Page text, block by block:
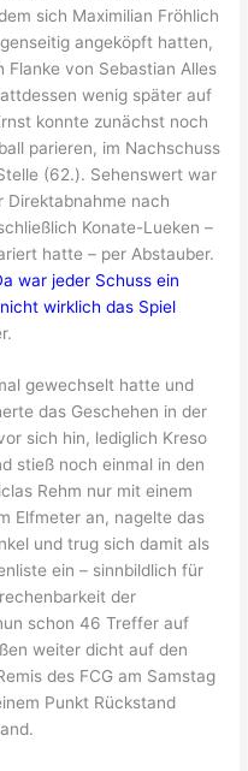
sich Maximilian Fröhlich
angeköpft hatten,
von Sebastian Alles
wenig später auf
konnte zunächst noch
parieren, im Nachschuss
(62.). Sehenswert war
Direktabnahme nach
Konate-Lueken –
hatte – per Abstauber.
war jeder Schuss ein
wirklich das Spiel
gewechselt hatte und
das Geschehen in der
sich hin, lediglich Kreso
stieß noch einmal in den
Rehm nur mit einem
Elfmeter an, nagelte das
und trug sich damit als
ein – sinnbildlich für
der
schon 46 Treffer auf
weiter dicht auf den
des FCG am Samstag
Punkt Rückstand